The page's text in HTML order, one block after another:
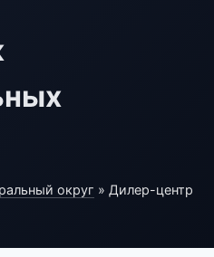
округ » Дилер-центр